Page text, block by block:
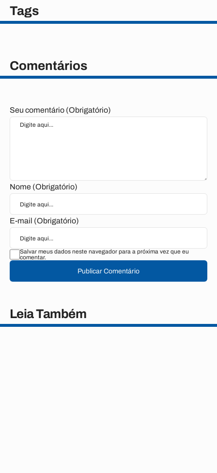
Tags
Comentários
Seu comentário (Obrigatório)
Nome (Obrigatório)
E-mail (Obrigatório)
Salvar meus dados neste navegador para a próxima vez que eu
comentar.
Publicar Comentário
Leia Também